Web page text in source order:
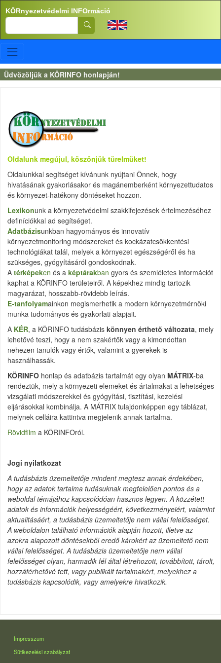
Ugrás a tartalomra
KÖRnyezetvédelmi INFOrmáció
Search
Üdvözöljük a KÖRINFO honlapján!
Oldalunk megújul, köszönjük türelmüket!
Oldalunkkal segítséget kívánunk nyújtani Önnek, hogy
hivatásának gyakorlásakor és magánemberként környezettudatos
és környezet-hatékony döntéseket hozzon.
Lexikonunk a környezetvédelmi szakkifejezések értelmezéséhez
definíciókkal ad segítséget.
Adatbázisunkban hagyományos és innovatív
környezetmonitoring módszereket és kockázatcsökkentési
technológiákat talál, melyek a környezet egészségéről és ha
szükséges, gyógyításáról gondoskodnak.
A térképeken és a képtárakban gyors és szemléletes információt
kaphat a KÖRINFO területeiről. A képekhez mindig tartozik
magyarázat, hosszabb-rövidebb leírás.
E-tanfolyamainkon megismerhetik a modern környezetmérnöki
munka tudományos és gyakorlati alapjait.
A KÉR, a KÖRINFO tudásbázis könnyen érthető változata, mely
lehetővé teszi, hogy a nem szakértők vagy a kimondottan
nehezen tanulók vagy értők, valamint a gyerekek is
használhassák.
KÖRINFO honlap és adatbázis tartalmát egy olyan MÁTRIX-ba
rendeztük, mely a környezeti elemeket és ártalmakat a lehetséges
vizsgálati módszerekkel és gyógyítási, tisztítási, kezelési
eljárásokkal kombinálja. A MÁTRIX tulajdonképpen egy táblázat,
melynek celláira kattintva megjelenik annak tartalma.
Rövidfilm a KÖRINFOról.
Jogi nyilatkozat
A tudásbázis üzemeltetője mindent megtesz annak érdekében,
hogy az adatok tartalma tudásuknak megfelelően pontos és a
weboldal témájához kapcsolódóan hasznos legyen. A közzétett
adatok és információk helyességéért, következményeiért, valamint
aktualitásáért, a tudásbázis üzemeltetője nem vállal felelősséget.
A weboldalon található információk alapján hozott, illetve az
azokra alapozott döntésekből eredő károkért az üzemeltető nem
vállal felelősséget. A tudásbázis üzemeltetője nem vállal
felelősséget olyan, harmadik fél által létrehozott, továbbított, tárolt,
hozzáférhetővé tett, vagy publikált tartalmakért, melyekhez a
tudásbázis kapcsolódik, vagy amelyekre hivatkozik.
LÁBLÉC
Impresszum
Sütikezelési szabályzat